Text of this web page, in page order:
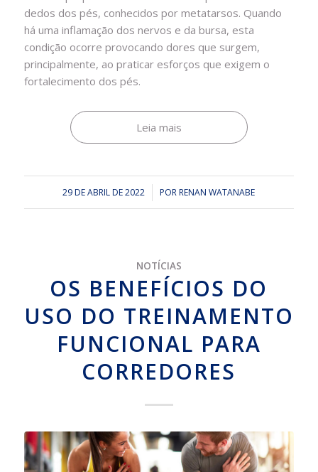
dedos dos pés, conhecidos por metatarsos. Quando
há uma inflamação dos nervos e da bursa, esta
condição ocorre provocando dores que surgem,
principalmente, ao praticar esforços que exigem o
fortalecimento dos pés.
Leia mais
29 DE ABRIL DE 2022
/ PORRENAN WATANABE
NOTÍCIAS
OS BENEFÍCIOS DO
USO DO TREINAMENTO
FUNCIONAL PARA
CORREDORES